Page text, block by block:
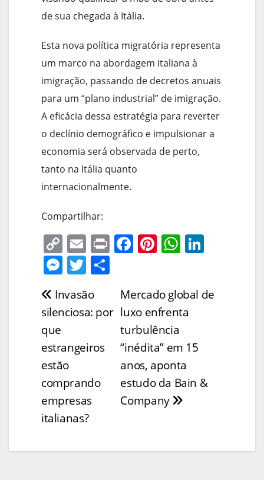
de sua chegada à Itália.
Esta nova política migratória representa
um marco na abordagem italiana à
imigração, passando de decretos anuais
para um “plano industrial” de imigração.
A eficácia dessa estratégia para reverter
o declínio demográfico e impulsionar a
economia será observada de perto,
tanto na Itália quanto
internacionalmente.
Compartilhar:
C
o
p
y
Li
k
E
m
ai
l
Pr F
e
b
o
o
k
Pi
e
st
W
s
A
p
p
e
M
ss
e
n
g
er
T
itt
er
h
ar
e
Navegação
de
Post
Mercado global de
luxo enfrenta
turbulência
“inédita” em 15
anos, aponta
estudo da Bain &
Company
Invasão
silenciosa: por
que
estrangeiros
estão
comprando
empresas
italianas?